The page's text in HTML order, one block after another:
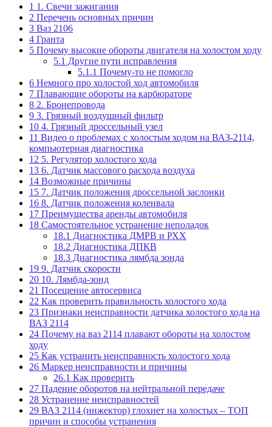
1 1. Свечи зажигания
2 Перечень основных причин
3 Ваз 2106
4 Гранта
5 Почему высокие обороты двигателя на холостом ходу
5.1 Другие пути исправления
5.1.1 Почему-то не помогло
6 Немного про холостой ход автомобиля
7 Плавающие обороты на карбюраторе
8 2. Бронепровода
9 3. Грязный воздушный фильтр
10 4. Грязный дроссельный узел
11 Видео о проблемах с холостым ходом на ВАЗ-2114,
компьютерная диагностика
12 5. Регулятор холостого хода
13 6. Датчик массового расхода воздуха
14 Возможные причины
15 7. Датчик положения дроссельной заслонки
16 8. Датчик положения коленвала
17 Преимущества аренды автомобиля
18 Самостоятельное устранение неполадок
18.1 Диагностика ДМРВ и РХХ
18.2 Диагностика ДПКВ
18.3 Диагностика лямбда зонда
19 9. Датчик скорости
20 10. Лямбда-зонд
21 Посещение автосервиса
22 Как проверить правильность холостого хода
23 Признаки неисправности датчика холостого хода на
ВАЗ 2114
24 Почему на ваз 2114 плавают обороты на холостом
ходу
25 Как устранить неисправность холостого хода
26 Маркер неисправности и причины
26.1 Как проверить
27 Падение оборотов на нейтральной передаче
28 Устранение неисправностей
29 ВАЗ 2114 (инжектор) глохнет на холостых – ТОП
причин и способы устранения